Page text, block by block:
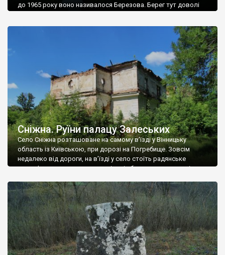
до 1965 року воно називалося Березова. Берег тут доволі
Наддністрянське відрізняється від більшості навколишніх
сіл. У селі є мурована Михайлівська церква. Точної дати […]
Сніжна. Руїни палацу Залеських
Село Сніжна розташоване на самому в’їзді у Вінницьку
область із Київською, при дорозі на Погребище. Зовсім
недалеко від дороги, на в’їзді у село стоїть радянське
рельєфне пано, яке показує жінку і яблуню, а трохи далі, десь
не видно, але видно дві стареньких колії у траві – […]